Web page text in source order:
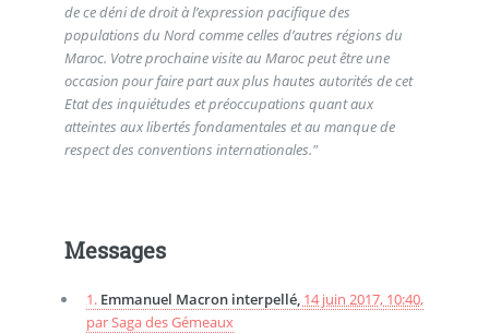
de ce déni de droit à l’expression pacifique des
populations du Nord comme celles d’autres régions du
Maroc. Votre prochaine visite au Maroc peut être une
occasion pour faire part aux plus hautes autorités de cet
Etat des inquiétudes et préoccupations quant aux
atteintes aux libertés fondamentales et au manque de
respect des conventions internationales."
Messages
1. Emmanuel Macron interpellé, 14 juin 2017, 10:40,
parSaga des Gémeaux